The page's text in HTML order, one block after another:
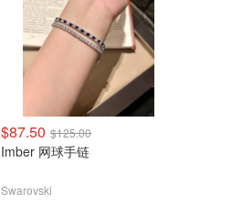
$87.50 $125.00
Imber 网球手链
Swarovski